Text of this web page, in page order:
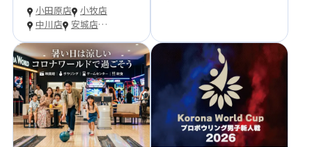
小田原店
小牧店
中川店
安城店…